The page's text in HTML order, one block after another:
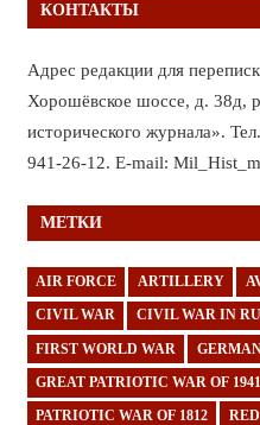
КОНТАКТЫ
Адрес редакции для
Хорошёвское шоссе, д. 38д,
исторического журнала».
941-26-12. E-mail:
МЕТКИ
AIR FORCE ARTILLERY
CIVIL WAR CIVIL WAR IN
FIRST WORLD WAR
GREAT PATRIOTIC WAR OF
PATRIOTIC WAR OF 1812